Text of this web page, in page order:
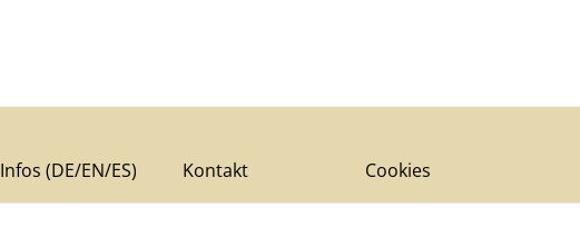
Infos (DE/EN/ES) Kontakt Cookies